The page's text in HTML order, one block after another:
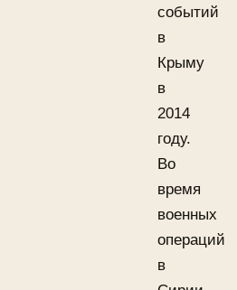
событий
в
Крыму
в
2014
году.
Во
время
военных
операций
в